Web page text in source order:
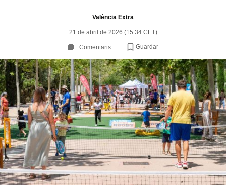
València Extra
21 de abril de 2026 (15:34 CET)
Comentaris Guardar